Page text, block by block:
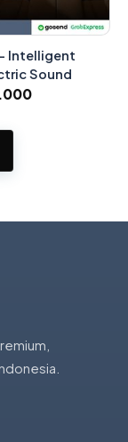
Intelligent
Sound